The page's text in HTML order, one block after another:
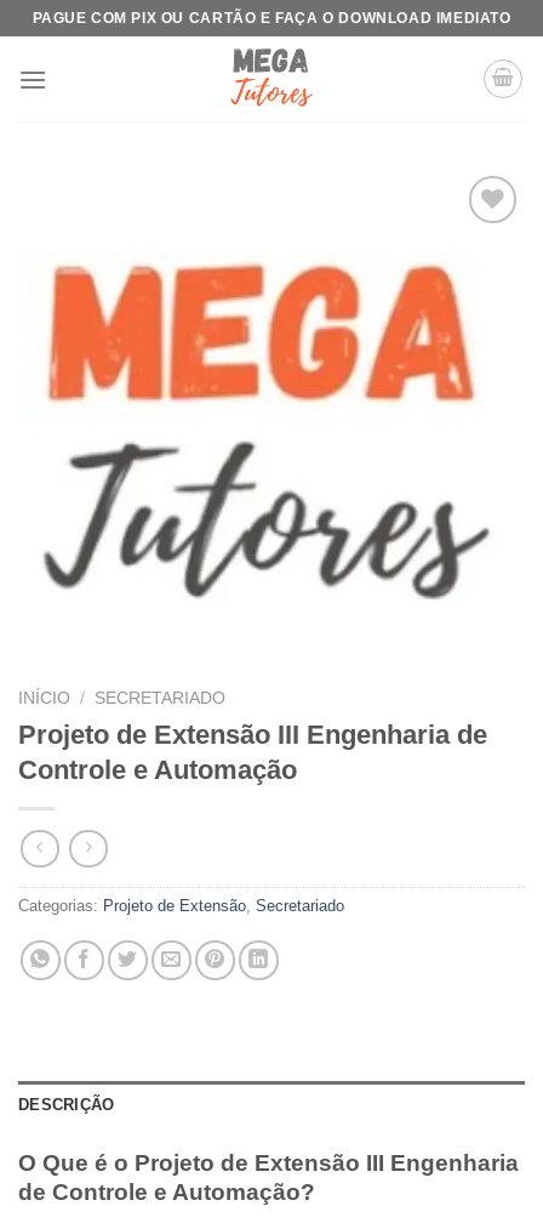
Skip
content
PAGUE COM PIX OU CARTÃO E FAÇA O DOWNLOAD IMEDIATO
wishlist
INÍCIO / SECRETARIADO
Projeto de Extensão III Engenharia de
Controle e Automação
Categorias: Projeto de Extensão, Secretariado
DESCRIÇÃO
O Que é o Projeto de Extensão III Engenharia
de Controle e Automação?